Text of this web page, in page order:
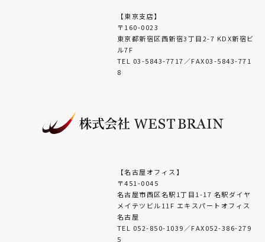
【東京支店】
〒160-0023
東京都新宿区西新宿3丁目2-7 KDX新宿ビ
ル7F
TEL 03-5843-7717／FAX03-5843-771
8
【名古屋オフィス】
〒451-0045
名古屋市西区名駅1丁目1-17 名駅ダイヤ
メイテツビル11F エキスパートオフィス
名古屋
TEL 052-850-1039／FAX052-386-279
5